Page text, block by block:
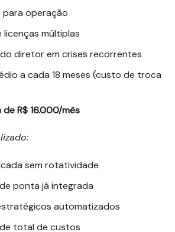
para operação
licenças múltiplas
diretor em crises recorrentes
a cada 18 meses (custo de troca
R$ 16.000/mês
sem rotatividade
ponta já integrada
automatizados
total de custos